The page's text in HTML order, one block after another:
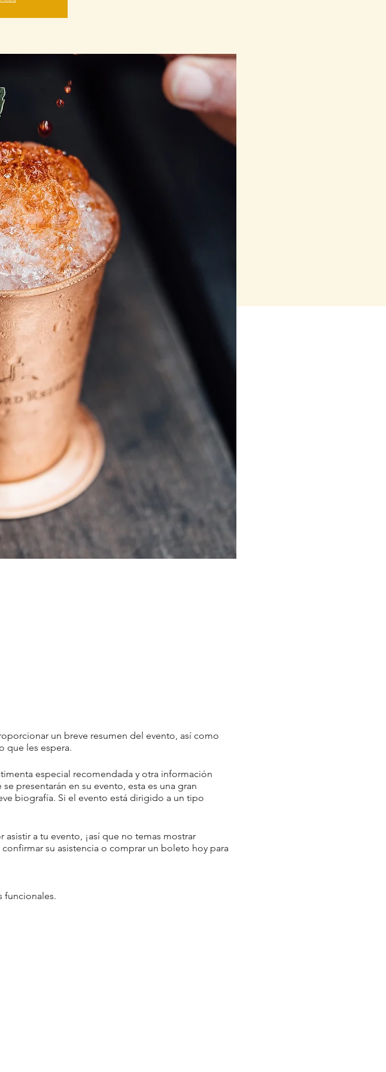
un breve resumen del evento, así como
que les espera.
especial recomendada y otra información
presentarán en su evento, esta es una gran
biografía. Si el evento está dirigido a un tipo
a tu evento, ¡así que no temas mostrar
su asistencia o comprar un boleto hoy para
funcionales.